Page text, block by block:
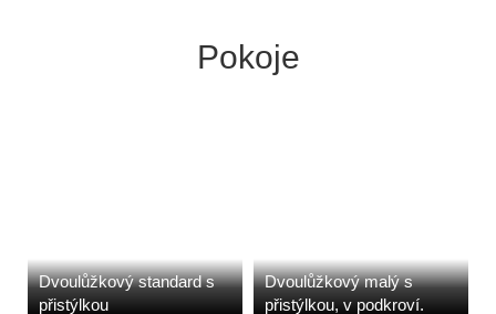
Pokoje
Dvoulůžkový standard s
přistýlkou
Dvoulůžkový malý s
přistýlkou, v podkroví.